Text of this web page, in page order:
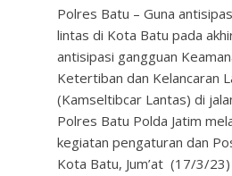
Polres Batu – Guna
lintas di Kota Batu pada
antisipasi gangguan
Ketertiban dan Kelancaran
(Kamseltibcar Lantas) di
Polres Batu Polda Jatim
kegiatan pengaturan dan
Kota Batu, Jum’at (17/3/